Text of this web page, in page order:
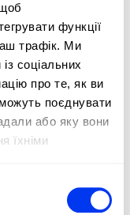
функції
трафік. Ми
соціальних
про те, як ви
поєднувати
або яку вони
їхніми
її ідеальним
які хочуть